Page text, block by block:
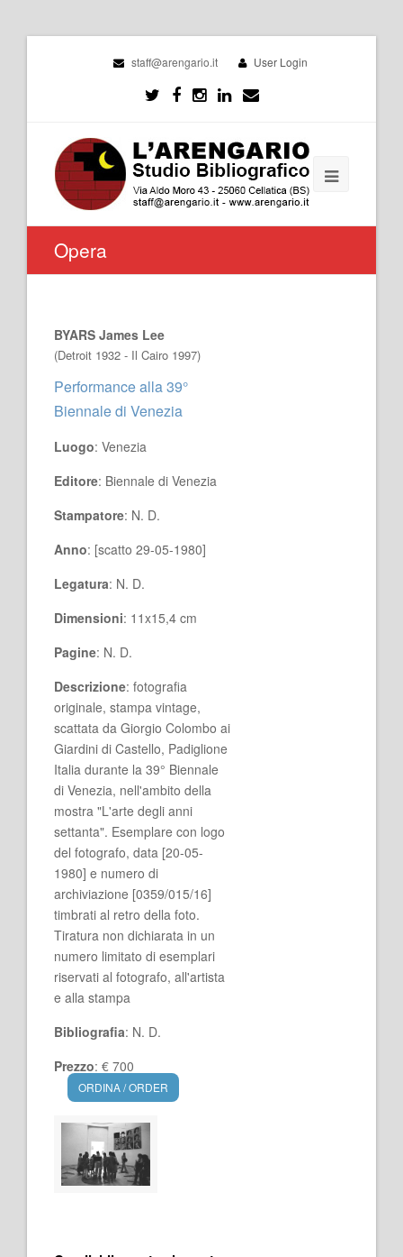
staff@arengario.it User Login
Opera
BYARS James Lee
(Detroit 1932 - Il Cairo 1997)
Performance alla 39°
Biennale di Venezia
Luogo: Venezia
Editore: Biennale di Venezia
Stampatore: N. D.
Anno: [scatto 29-05-1980]
Legatura: N. D.
Dimensioni: 11x15,4 cm
Pagine: N. D.
Descrizione: fotografia
originale, stampa vintage,
scattata da Giorgio Colombo ai
Giardini di Castello, Padiglione
Italia durante la 39° Biennale
di Venezia, nell'ambito della
mostra "L'arte degli anni
settanta". Esemplare con logo
del fotografo, data [20-05-
1980] e numero di
archiviazione [0359/015/16]
timbrati al retro della foto.
Tiratura non dichiarata in un
numero limitato di esemplari
riservati al fotografo, all'artista
e alla stampa
Bibliografia: N. D.
Prezzo: € 700
ORDINA / ORDER